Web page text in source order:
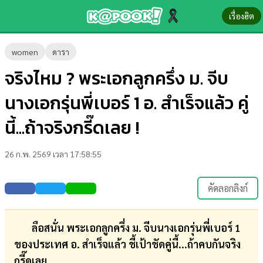
เรื่องฮิต
women ดารา
จริงไหม ? พระเอกลูกครึ่ง ม. จีบ
นางเอกรุ่นพี่เบอร์ 1 อ. สำเร็จแล้ว คู่
นี้...ถ้าจริงกรี๊ดเลย !
26 ก.พ. 2569 เวลา 17:58:55
คัดลอกลิงก์
ลือสนั่น พระเอกลูกครึ่ง ม. จีบนางเอกรุ่นพี่เบอร์ 1
ของประเทศ อ. สำเร็จแล้ว ชี้เป้าชัดคู่นี้...ถ้าคบกันจริง
ข่าว-
ความ
รู้
บันเทิง
ตรวจ
หวย
บอล
สด